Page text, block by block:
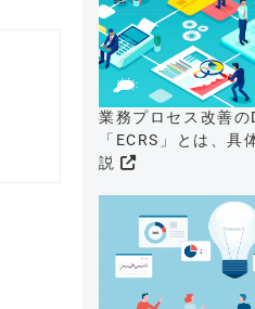
業務プロセス改善の
「ECRS」とは、具
説